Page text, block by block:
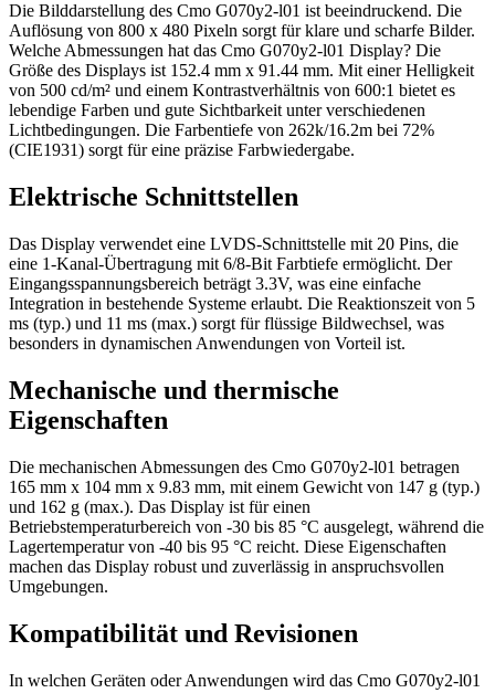
Die Bilddarstellung des Cmo G070y2-l01 ist beeindruckend. Die
Auflösung von 800 x 480 Pixeln sorgt für klare und scharfe Bilder.
Welche Abmessungen hat das Cmo G070y2-l01 Display? Die
Größe des Displays ist 152.4 mm x 91.44 mm. Mit einer Helligkeit
von 500 cd/m² und einem Kontrastverhältnis von 600:1 bietet es
lebendige Farben und gute Sichtbarkeit unter verschiedenen
Lichtbedingungen. Die Farbentiefe von 262k/16.2m bei 72%
(CIE1931) sorgt für eine präzise Farbwiedergabe.
Elektrische Schnittstellen
Das Display verwendet eine LVDS-Schnittstelle mit 20 Pins, die
eine 1-Kanal-Übertragung mit 6/8-Bit Farbtiefe ermöglicht. Der
Eingangsspannungsbereich beträgt 3.3V, was eine einfache
Integration in bestehende Systeme erlaubt. Die Reaktionszeit von 5
ms (typ.) und 11 ms (max.) sorgt für flüssige Bildwechsel, was
besonders in dynamischen Anwendungen von Vorteil ist.
Mechanische und thermische
Eigenschaften
Die mechanischen Abmessungen des Cmo G070y2-l01 betragen
165 mm x 104 mm x 9.83 mm, mit einem Gewicht von 147 g (typ.)
und 162 g (max.). Das Display ist für einen
Betriebstemperaturbereich von -30 bis 85 °C ausgelegt, während die
Lagertemperatur von -40 bis 95 °C reicht. Diese Eigenschaften
machen das Display robust und zuverlässig in anspruchsvollen
Umgebungen.
Kompatibilität und Revisionen
In welchen Geräten oder Anwendungen wird das Cmo G070y2-l01